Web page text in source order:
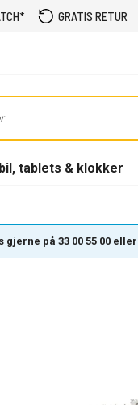
GRATIS RETUR
tablets & klokker
på 33 00 55 00 eller